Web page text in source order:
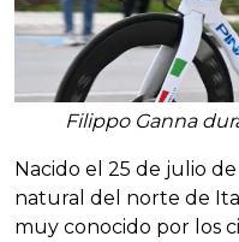
Filippo Ganna
Nacido el 25 de julio de
natural del norte de
muy conocido por los